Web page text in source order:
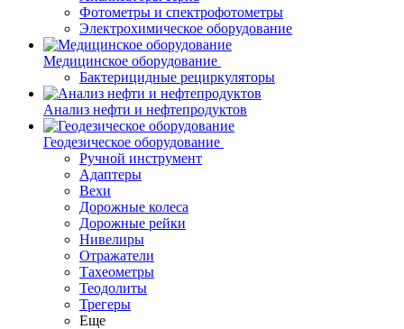
Фотометры и спектрофотометры
Электрохимическое оборудование
Медицинское оборудование
Бактерицидные рециркуляторы
Анализ нефти и нефтепродуктов
Геодезическое оборудование
Ручной инструмент
Адаптеры
Вехи
Дорожные колеса
Дорожные рейки
Нивелиры
Отражатели
Тахеометры
Теодолиты
Трегеры
Еще